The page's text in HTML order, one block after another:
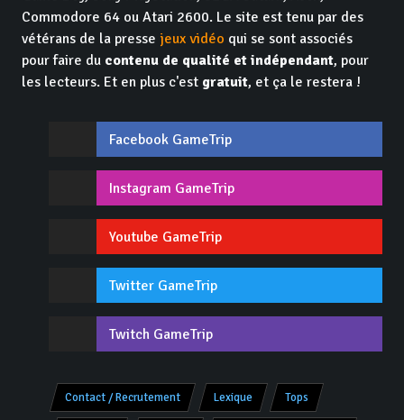
Commodore 64 ou Atari 2600. Le site est tenu par des
vétérans de la presse jeux vidéo qui se sont associés
pour faire du contenu de qualité et indépendant, pour
les lecteurs. Et en plus c'est gratuit, et ça le restera !
Facebook GameTrip
Instagram GameTrip
Youtube GameTrip
Twitter GameTrip
Twitch GameTrip
Contact / Recrutement Lexique Tops